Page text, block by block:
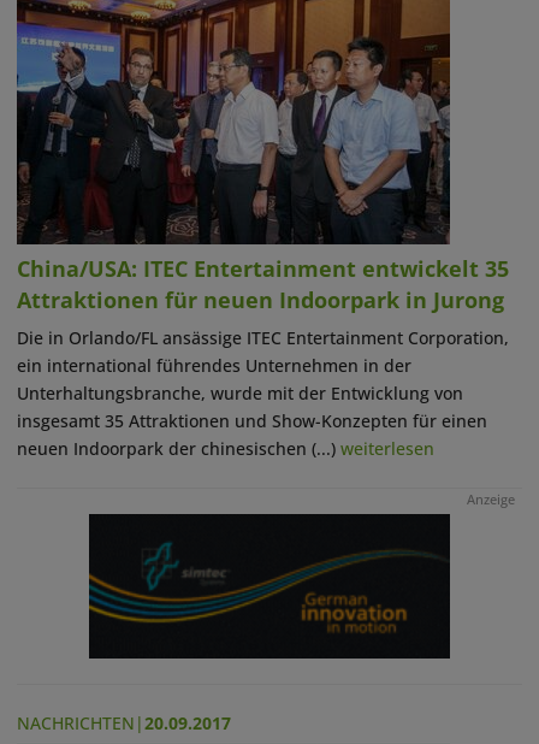
China/USA: ITEC Entertainment entwickelt 35
Attraktionen für neuen Indoorpark in Jurong
Die in Orlando/FL ansässige ITEC Entertainment Corporation,
ein international führendes Unternehmen in der
Unterhaltungsbranche, wurde mit der Entwicklung von
insgesamt 35 Attraktionen und Show-Konzepten für einen
neuen Indoorpark der chinesischen (...) weiterlesen
Anzeige
NACHRICHTEN |20.09.2017